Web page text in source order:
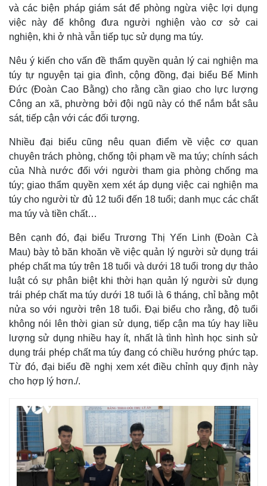
Kinh tế
Bất động sản
Khởi nghiệp
Thị trường
Giá vàng
Chứng khoán
Giá cà phê
và các biện pháp giám sát để phòng ngừa việc lợi dụng
việc này để không đưa người nghiện vào cơ sở cai
nghiện, khi ở nhà vẫn tiếp tục sử dụng ma túy.
Nêu ý kiến cho vấn đề thẩm quyền quản lý cai nghiện ma
túy tự nguyện tại gia đình, cộng đồng, đại biểu Bế Minh
Đức (Đoàn Cao Bằng) cho rằng cần giao cho lực lượng
Công an xã, phường bởi đội ngũ này có thể nắm bắt sâu
sát, tiếp cận với các đối tượng.
Nhiều đại biểu cũng nêu quan điểm về việc cơ quan
chuyên trách phòng, chống tội phạm về ma túy; chính sách
của Nhà nước đối với người tham gia phòng chống ma
túy; giao thẩm quyền xem xét áp dụng việc cai nghiện ma
túy cho người từ đủ 12 tuổi đến 18 tuổi; danh mục các chất
ma túy và tiền chất…
Bên cạnh đó, đại biểu Trương Thị Yến Linh (Đoàn Cà
Mau) bày tỏ băn khoăn về việc quản lý người sử dụng trái
phép chất ma túy trên 18 tuổi và dưới 18 tuổi trong dự thảo
luật có sự phân biệt khi thời hạn quản lý người sử dụng
trái phép chất ma túy dưới 18 tuổi là 6 tháng, chỉ bằng một
nửa so với người trên 18 tuổi. Đại biểu cho rằng, độ tuổi
không nói lên thời gian sử dụng, tiếp cận ma túy hay liều
lượng sử dụng nhiều hay ít, nhất là tình hình học sinh sử
dụng trái phép chất ma túy đang có chiều hướng phức tạp.
Từ đó, đại biểu đề nghị xem xét điều chỉnh quy định này
cho hợp lý hơn./.